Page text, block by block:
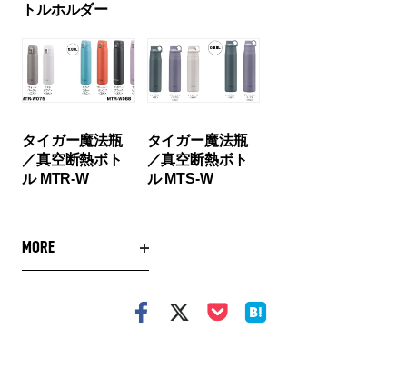
トルホルダー
タイガー魔法瓶
／真空断熱ボト
ル MTR-W
タイガー魔法瓶
／真空断熱ボト
ル MTS-W
MORE